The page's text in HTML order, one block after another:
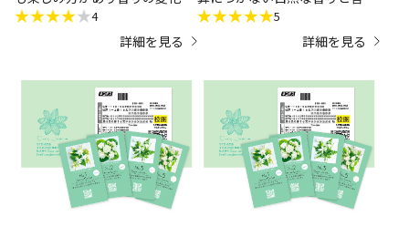
楽しめてとても良かったです。
お値段が、もう少しだけリーズ
増えるのでは？
個人的には好みが煩いのでこう
いったサンプルはありがたいで
す。
ムエットいいですね。
4
詳細を見る
てました。
5
詳細を見る